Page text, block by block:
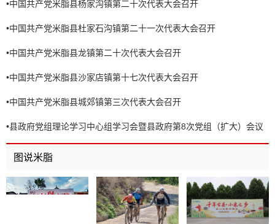
•中国共产党米脂县杨家沟镇第二十次代表大会召开
•中国共产党米脂县杜家石沟镇第二十一次代表大会召开
•中国共产党米脂县龙镇第二十次代表大会召开
•中国共产党米脂县沙家店镇第十七次代表大会召开
•中国共产党米脂县城郊镇第三次代表大会召开
•县政府党组理论学习中心组学习会暨县政府第8次党组（扩大）会议
召开
图说米脂